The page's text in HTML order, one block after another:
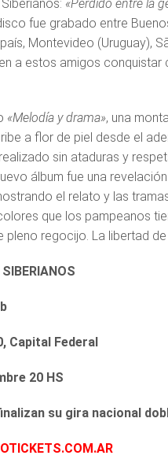
«Perdido entre la
fue grabado entre
Montevideo (Uruguay),
a estos amigos conquistar
«Melodía y drama», una
a flor de piel desde el
sin ataduras y
álbum fue una
el relato y las
que los pampeanos
regocijo. La libertad
Capital Federal
20 HS
su gira nacional